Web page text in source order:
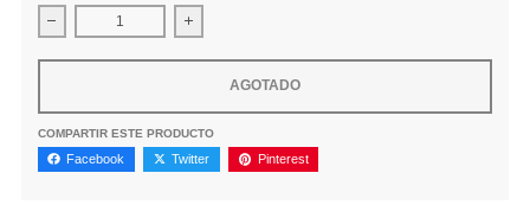
Disminuir cantidad para GAFA VERSACE VE2250 148693 63
Aumentar la cantidad para GAFA VERSACE
AGOTADO
COMPARTIR ESTE PRODUCTO
Facebook Twitter Pinterest